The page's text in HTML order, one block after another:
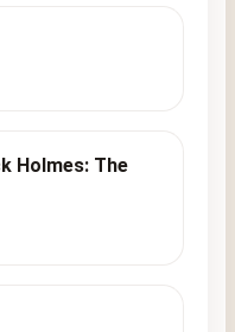
Holmes: The